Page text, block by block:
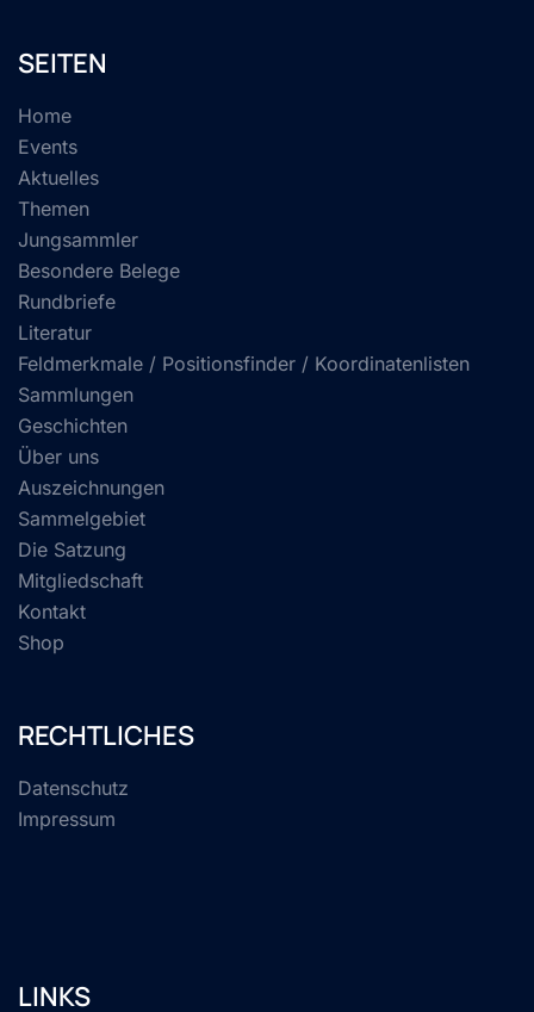
SEITEN
Home
Events
Aktuelles
Themen
Jungsammler
Besondere Belege
Rundbriefe
Literatur
Feldmerkmale / Positionsfinder / Koordinatenlisten
Sammlungen
Geschichten
Über uns
Auszeichnungen
Sammelgebiet
Die Satzung
Mitgliedschaft
Kontakt
Shop
RECHTLICHES
Datenschutz
Impressum
LINKS